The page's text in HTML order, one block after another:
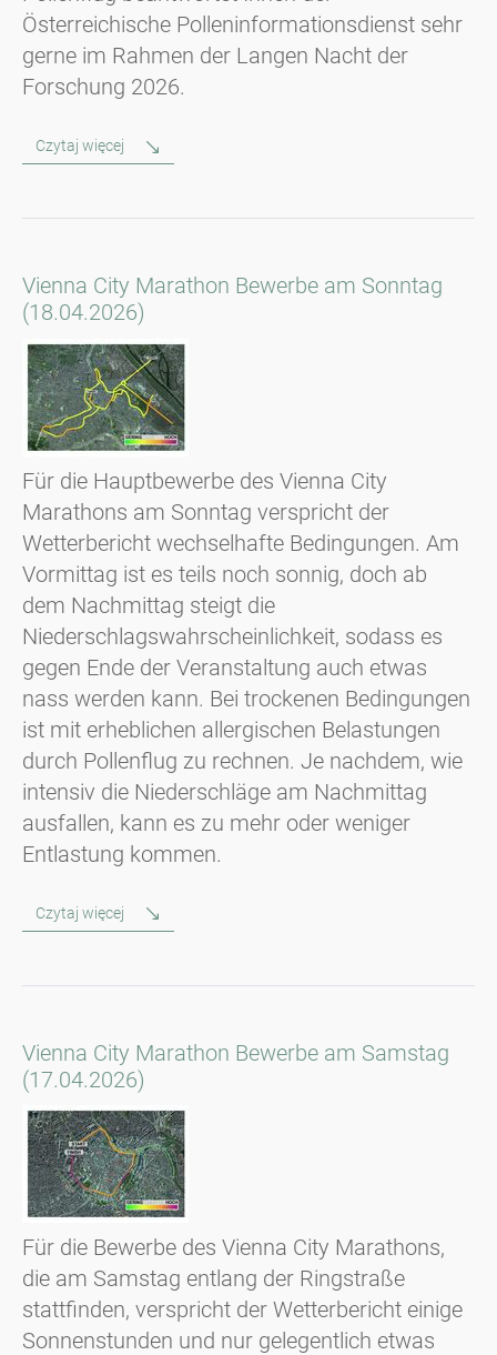
Österreichische Polleninformationsdienst sehr
gerne im Rahmen der Langen Nacht der
Forschung 2026.
Czytaj więcej
Vienna City Marathon Bewerbe am Sonntag
(18.04.2026)
Für die Hauptbewerbe des Vienna City
Marathons am Sonntag verspricht der
Wetterbericht wechselhafte Bedingungen. Am
Vormittag ist es teils noch sonnig, doch ab
dem Nachmittag steigt die
Niederschlagswahrscheinlichkeit, sodass es
gegen Ende der Veranstaltung auch etwas
nass werden kann. Bei trockenen Bedingungen
ist mit erheblichen allergischen Belastungen
durch Pollenflug zu rechnen. Je nachdem, wie
intensiv die Niederschläge am Nachmittag
ausfallen, kann es zu mehr oder weniger
Entlastung kommen.
Czytaj więcej
Vienna City Marathon Bewerbe am Samstag
(17.04.2026)
Für die Bewerbe des Vienna City Marathons,
die am Samstag entlang der Ringstraße
stattfinden, verspricht der Wetterbericht einige
Sonnenstunden und nur gelegentlich etwas